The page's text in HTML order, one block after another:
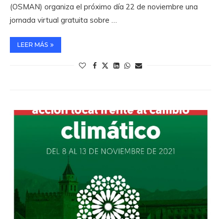
(OSMAN) organiza el próximo día 22 de noviembre una
jornada virtual gratuita sobre …
LEER MÁS